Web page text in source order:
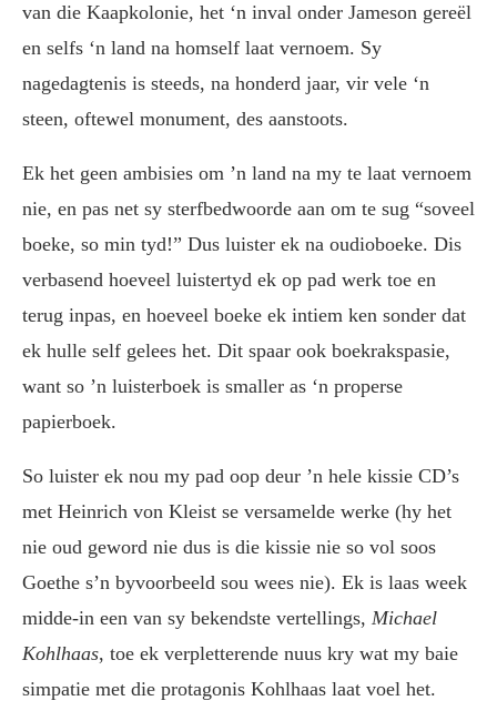
van die Kaapkolonie, het ‘n inval onder Jameson gereël
en selfs ‘n land na homself laat vernoem. Sy
nagedagtenis is steeds, na honderd jaar, vir vele ‘n
steen, oftewel monument, des aanstoots.
Ek het geen ambisies om ’n land na my te laat vernoem
nie, en pas net sy sterfbedwoorde aan om te sug “soveel
boeke, so min tyd!” Dus luister ek na oudioboeke. Dis
verbasend hoeveel luistertyd ek op pad werk toe en
terug inpas, en hoeveel boeke ek intiem ken sonder dat
ek hulle self gelees het. Dit spaar ook boekrakspasie,
want so ’n luisterboek is smaller as ‘n properse
papierboek.
So luister ek nou my pad oop deur ’n hele kissie CD’s
met Heinrich von Kleist se versamelde werke (hy het
nie oud geword nie dus is die kissie nie so vol soos
Goethe s’n byvoorbeeld sou wees nie). Ek is laas week
midde-in een van sy bekendste vertellings, Michael
Kohlhaas, toe ek verpletterende nuus kry wat my baie
simpatie met die protagonis Kohlhaas laat voel het.